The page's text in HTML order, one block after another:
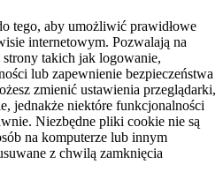
tego, aby umożliwić prawidłowe
internetowym. Pozwalają na
takich jak logowanie,
lub zapewnienie bezpieczeństwa
zmienić ustawienia przeglądarki,
jednakże niektóre funkcjonalności
Niezbędne pliki cookie nie są
na komputerze lub innym
z chwilą zamknięcia